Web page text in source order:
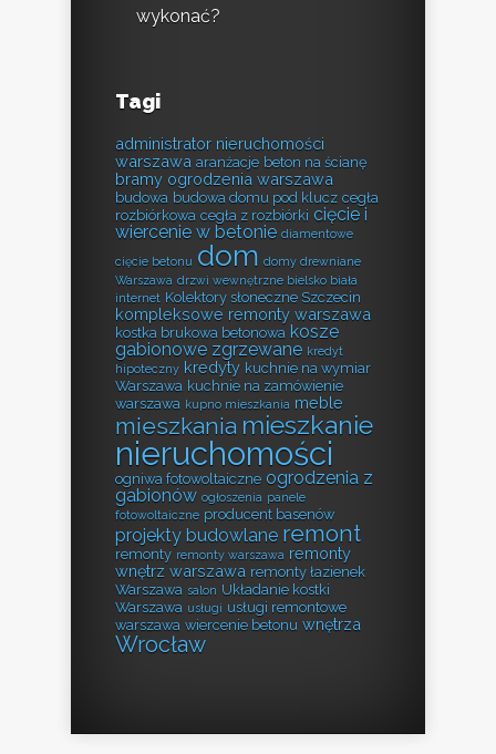
wykonać?
Tagi
administrator nieruchomości
warszawa aranżacje beton na ścianę
bramy ogrodzenia warszawa
budowa budowa domu pod klucz cegła
rozbiórkowa cegła z rozbiórki cięcie i
wiercenie w betonie diamentowe
cięcie betonu dom domy drewniane
Warszawa drzwi wewnętrzne bielsko biała
internet Kolektory słoneczne Szczecin
kompleksowe remonty warszawa
kostka brukowa betonowa kosze
gabionowe zgrzewane kredyt
hipoteczny kredyty kuchnie na wymiar
Warszawa kuchnie na zamówienie
warszawa kupno mieszkania meble
mieszkania mieszkanie
nieruchomości
ogniwa fotowoltaiczne ogrodzenia z
gabionów ogłoszenia panele
fotowoltaiczne producent basenów
projekty budowlane remont
remonty remonty warszawa remonty
wnętrz warszawa remonty łazienek
Warszawa salon Układanie kostki
Warszawa usługi usługi remontowe
warszawa wiercenie betonu wnętrza
Wrocław